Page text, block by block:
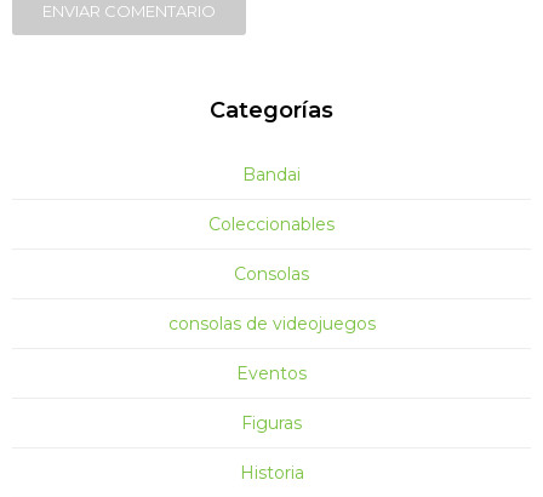
ENVIAR COMENTARIO
Categorías
Bandai
Coleccionables
Consolas
consolas de videojuegos
Eventos
Figuras
Historia